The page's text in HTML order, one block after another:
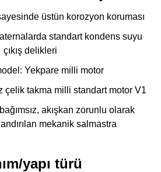
üstün korozyon koruması
standart kondens suyu
çıkış delikleri
Yekpare milli motor
çelik takma milli standart motor V1
akışkan zorunlu olarak
mekanik salmastra
yapı türü